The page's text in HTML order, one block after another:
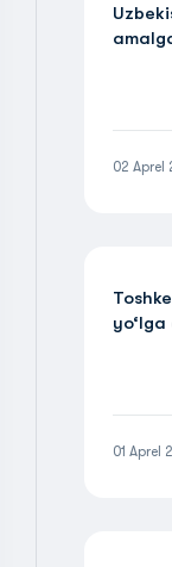
02 Aprel
yo‘lga
01 Aprel